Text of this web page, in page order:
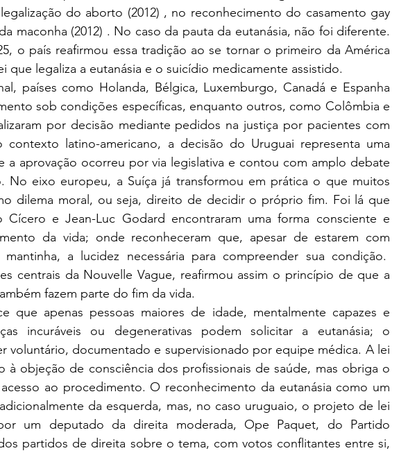
do aborto (2012) , no reconhecimento do casamento gay
maconha (2012) . No caso da pauta da eutanásia, não foi diferente.
o país reafirmou essa tradição ao se tornar o primeiro da América
que legaliza a eutanásia e o suicídio medicamente assistido.
países como Holanda, Bélgica, Luxemburgo, Canadá e Espanha
sob condições específicas, enquanto outros, como Colômbia e
por decisão mediante pedidos na justiça por pacientes com
contexto latino-americano, a decisão do Uruguai representa uma
a aprovação ocorreu por via legislativa e contou com amplo debate
No eixo europeu, a Suíça já transformou em prática o que muitos
dilema moral, ou seja, direito de decidir o próprio fim. Foi lá que
Cícero e Jean-Luc Godard encontraram uma forma consciente e
da vida; onde reconheceram que, apesar de estarem com
a lucidez necessária para compreender sua condição.
centrais da Nouvelle Vague, reafirmou assim o princípio de que a
fazem parte do fim da vida.
que apenas pessoas maiores de idade, mentalmente capazes e
incuráveis ou degenerativas podem solicitar a eutanásia; o
voluntário, documentado e supervisionado por equipe médica. A lei
à objeção de consciência dos profissionais de saúde, mas obriga o
ao procedimento. O reconhecimento da eutanásia como um
da esquerda, mas, no caso uruguaio, o projeto de lei
um deputado da direita moderada, Ope Paquet, do Partido
partidos de direita sobre o tema, com votos conflitantes entre si,